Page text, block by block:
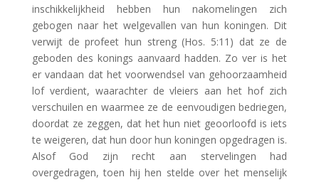
inschikkelijkheid hebben hun nakomelingen zich
gebogen naar het welgevallen van hun koningen. Dit
verwijt de profeet hun streng (Hos. 5:11) dat ze de
geboden des konings aanvaard hadden. Zo ver is het
er vandaan dat het voorwendsel van gehoorzaamheid
lof verdient, waarachter de vleiers aan het hof zich
verschuilen en waarmee ze de eenvoudigen bedriegen,
doordat ze zeggen, dat het hun niet geoorloofd is iets
te weigeren, dat hun door hun koningen opgedragen is.
Alsof God zijn recht aan stervelingen had
overgedragen, toen hij hen stelde over het menselijk